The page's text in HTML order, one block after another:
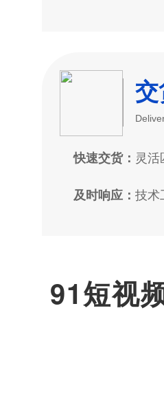
快速交货： 灵
及时响应： 技术
91短视